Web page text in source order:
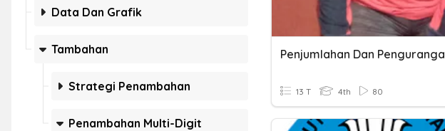
Data Dan Grafik
Tambahan
Strategi Penambahan
Penambahan Multi-Digit
13 T 4th 80